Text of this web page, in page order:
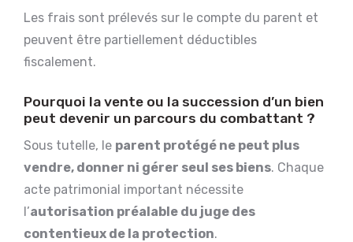
Les frais sont prélevés sur le compte du parent et
peuvent être partiellement déductibles
fiscalement.
Pourquoi la vente ou la succession d’un bien
peut devenir un parcours du combattant ?
Sous tutelle, le parent protégé ne peut plus
vendre, donner ni gérer seul ses biens. Chaque
acte patrimonial important nécessite
l’autorisation préalable du juge des
contentieux de la protection.